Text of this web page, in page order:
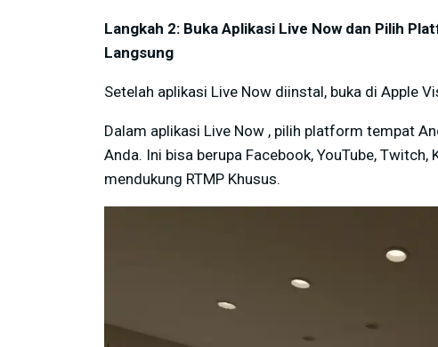
Langkah 2: Buka Aplikasi Live Now dan Pilih
Langsung
Setelah aplikasi Live Now diinstal, buka di Apple
Dalam aplikasi Live Now , pilih platform tempat
Anda. Ini bisa berupa Facebook, YouTube,
mendukung RTMP Khusus.